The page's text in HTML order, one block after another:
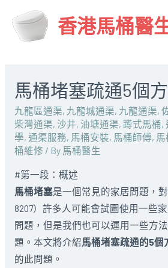
香港馬桶醫
馬桶堵塞疏通5個
九龍區通渠, 九龍城通渠, 九龍通渠,
柴灣通渠, 沙井, 油塘通渠, 蹲式馬桶,
學, 通渠服務, 馬桶安裝, 馬桶師傅,
桶維修 / By 馬桶醫生
#第一段：概述
馬桶堵塞是一個常見的家居問題，
8207）許多人可能會試圖使用一些
問題，但是我們也可以運用一些方
題。本文將介紹馬桶堵塞疏通的5個
的此問題。